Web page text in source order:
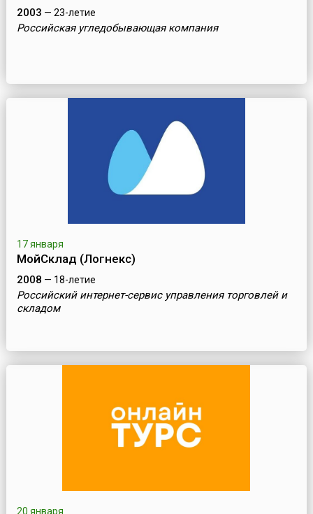
2003 — 23-летие
Российская угледобывающая компания
17 января
МойСклад (Логнекс)
2008 — 18-летие
Российский интернет-сервис управления торговлей и
складом
20 января